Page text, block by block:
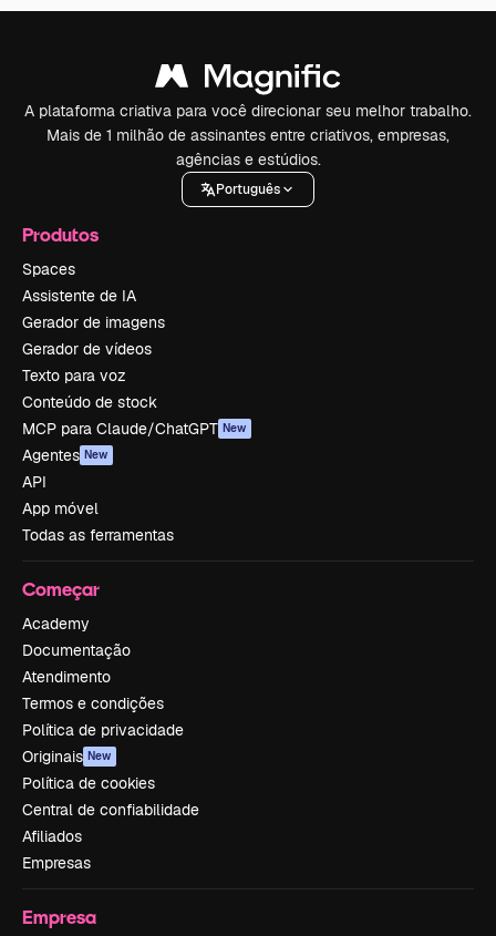
A plataforma criativa para você direcionar seu melhor trabalho.
Mais de 1 milhão de assinantes entre criativos, empresas,
agências e estúdios.
Português
Produtos
Spaces
Assistente de IA
Gerador de imagens
Gerador de vídeos
Texto para voz
Conteúdo de stock
MCP para Claude/ChatGPT New
Agentes New
API
App móvel
Todas as ferramentas
Começar
Academy
Documentação
Atendimento
Termos e condições
Política de privacidade
Originais New
Política de cookies
Central de confiabilidade
Afiliados
Empresas
Empresa